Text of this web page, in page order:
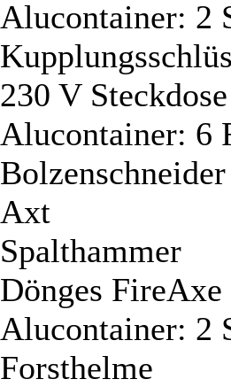
Alucontainer: 2
230 V
Alucontainer: 6
Bolzenschneider
Axt
Spalthammer
Dönges FireAxe
Alucontainer: 2
Forsthelme